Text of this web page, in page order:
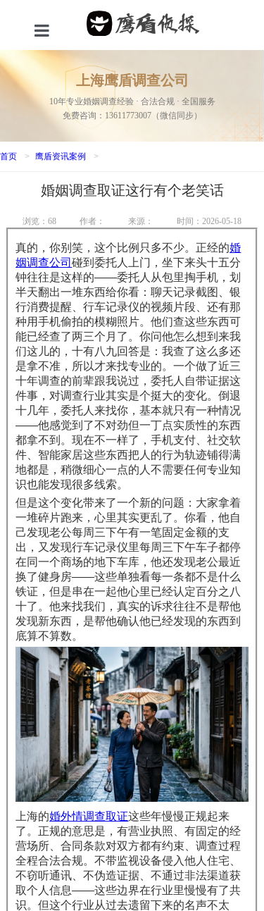
关于我们
新闻资讯
成功案例
联系我们
网站地图
上海鹰盾调查公司
10年专业婚姻调查经验 · 合法合规 · 全国服务
免费咨询：13611773007（微信同步）
首页 > 鹰盾资讯案例 >
婚姻调查取证这行有个老笑话
浏览： 68 作者： 来源： 时间：2026-05-18
真的，你别笑，这个比例只多不少。正经的婚
姻调查公司碰到委托人上门，坐下来头十五分
钟往往是这样的——委托人从包里掏手机，划
半天翻出一堆东西给你看：聊天记录截图、银
行消费提醒、行车记录仪的视频片段、还有那
种用手机偷拍的模糊照片。他们查这些东西可
能已经查了两三个月了。你问他怎么想到来我
们这儿的，十有八九回答是：我查了这么多还
是拿不准，所以才来找专业的。一个做了近三
十年调查的前辈跟我说过，委托人自带证据这
件事，对调查行业其实是个挺大的变化。倒退
十几年，委托人来找你，基本就只有一种情况
——他感觉到了不对劲但一丁点实质性的东西
都拿不到。现在不一样了，手机支付、社交软
件、智能家居这些东西把人的行为轨迹铺得满
地都是，稍微细心一点的人不需要任何专业知
识也能发现很多线索。
但是这个变化带来了一个新的问题：大家拿着
一堆碎片跑来，心里其实更乱了。你看，他自
己发现老公每周三下午有一笔固定金额的支
出，又发现行车记录仪里每周三下午车子都停
在同一个商场的地下车库，他还发现老公最近
换了健身房——这些单独看每一条都不是什么
铁证，但是串在一起他心里已经认定百分之八
十了。他来找我们，真实的诉求往往不是帮他
发现新东西，是帮他确认他已经发现的东西到
底算不算数。
上海的婚外情调查取证这些年慢慢正规起来
了。正规的意思是，有营业执照、有固定的经
营场所、合同条款对双方都有约束、调查过程
全程合法合规。不带监视设备侵入他人住宅、
不窃听通讯、不伪造证据、不通过非法渠道获
取个人信息——这些边界在行业里慢慢有了共
识。但这个行业从过去遗留下来的名声不太